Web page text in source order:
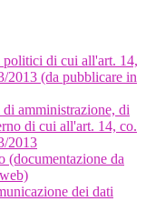
di cui all'art. 14,
2013 (da pubblicare in
amministrazione, di
di cui all'art. 14, co.
2013
(documentazione da
dei dati